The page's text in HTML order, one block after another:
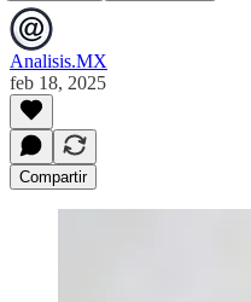
Analisis.MX
feb 18, 2025
Compartir